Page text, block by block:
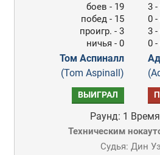
боев - 19
побед - 15
проигр. - 3
ничья - 0
Том Аспиналл
(Tom Aspinall)
3
0
3 -
0
ВЫИГРАЛ
Раунд: 1
Техническим
Судья: Дин